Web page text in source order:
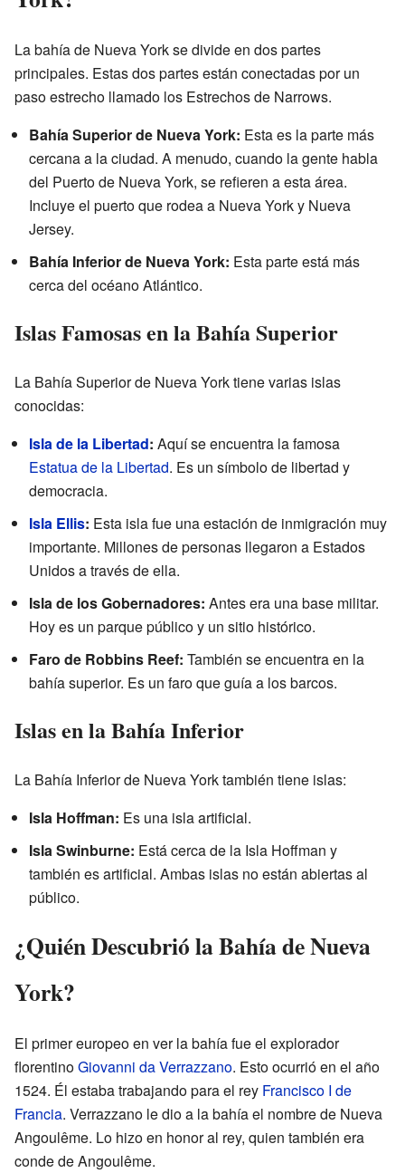
La bahía de Nueva York se divide en dos partes
principales. Estas dos partes están conectadas por un
paso estrecho llamado los Estrechos de Narrows.
Bahía Superior de Nueva York: Esta es la parte más
cercana a la ciudad. A menudo, cuando la gente habla
del Puerto de Nueva York, se refieren a esta área.
Incluye el puerto que rodea a Nueva York y Nueva
Jersey.
Bahía Inferior de Nueva York: Esta parte está más
cerca del océano Atlántico.
Islas Famosas en la Bahía Superior
La Bahía Superior de Nueva York tiene varias islas
conocidas:
Isla de la Libertad: Aquí se encuentra la famosa
Estatua de la Libertad. Es un símbolo de libertad y
democracia.
Isla Ellis: Esta isla fue una estación de inmigración muy
importante. Millones de personas llegaron a Estados
Unidos a través de ella.
Isla de los Gobernadores: Antes era una base militar.
Hoy es un parque público y un sitio histórico.
Faro de Robbins Reef: También se encuentra en la
bahía superior. Es un faro que guía a los barcos.
Islas en la Bahía Inferior
La Bahía Inferior de Nueva York también tiene islas:
Isla Hoffman: Es una isla artificial.
Isla Swinburne: Está cerca de la Isla Hoffman y
también es artificial. Ambas islas no están abiertas al
público.
¿Quién Descubrió la Bahía de Nueva
York?
El primer europeo en ver la bahía fue el explorador
florentinoGiovanni da Verrazzano. Esto ocurrió en el año
1524. Él estaba trabajando para el rey Francisco I de
Francia. Verrazzano le dio a la bahía el nombre de Nueva
Angoulême. Lo hizo en honor al rey, quien también era
conde de Angoulême.